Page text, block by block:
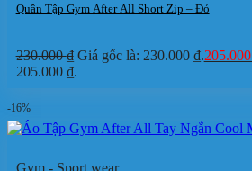
Quần Tập Gym After All Short Zip – Đỏ
230.000₫ Giá gốc là: 230.000 ₫.205.000
205.000 ₫.
-16%
Gym - Sport wear